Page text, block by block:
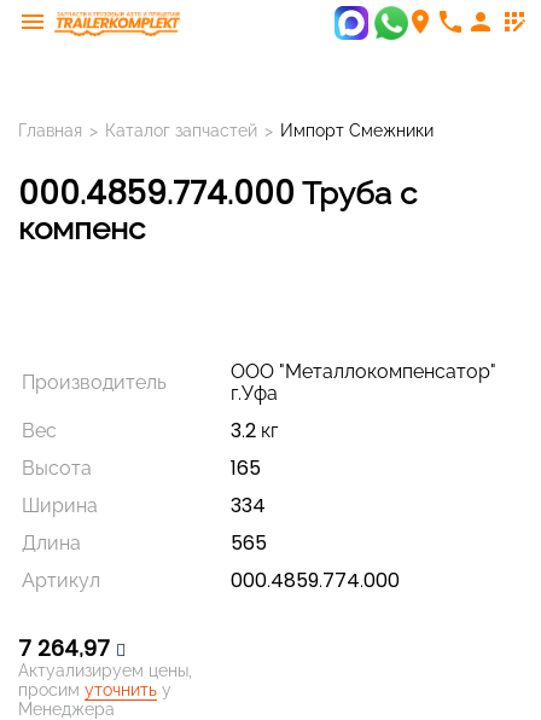
menu room phone person app_registration
Главная > Каталог запчастей > Импорт Смежники
000.4859.774.000 Труба с
компенс
Производитель
ООО "Металлокомпенсатор"
г.Уфа
Вес
3.2 кг
Высота
165
Ширина
334
Длина
565
Артикул
000.4859.774.000
7 264,97
Актуализируем цены,
просим уточнить у
Менеджера